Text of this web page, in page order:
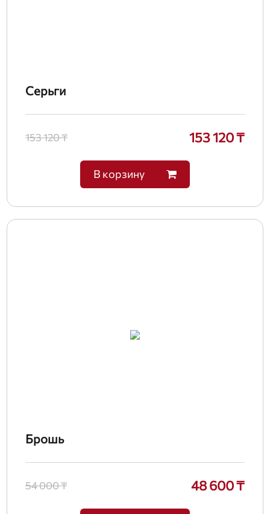
Серьги
153 120 ₸ 153 120 ₸
В корзину
Брошь
54 000 ₸ 48 600 ₸